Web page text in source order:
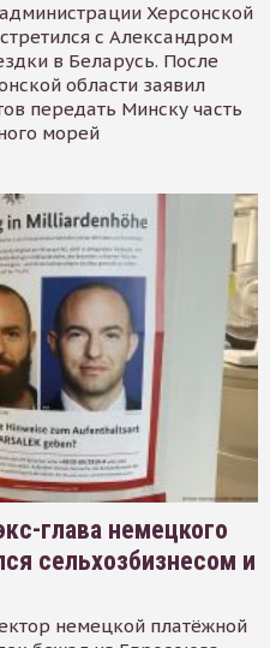
Херсонской
с Александром
в Беларусь. После
области заявил
передать Минску часть
морей
глава немецкого
сельхозбизнесом и
немецкой платёжной